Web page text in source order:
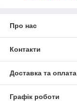
Про нас
Контакти
Доставка та оплата
Графік роботи